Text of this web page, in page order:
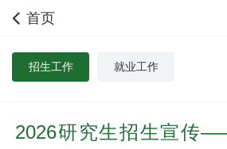
首页
招生工作 就业工作
2026研究生招生宣传